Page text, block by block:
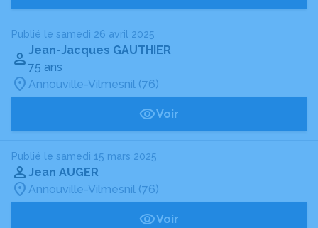
Publié le samedi 26 avril 2025
Jean-Jacques GAUTHIER
75 ans
Annouville-Vilmesnil (76)
Voir
Publié le samedi 15 mars 2025
Jean AUGER
Annouville-Vilmesnil (76)
Voir